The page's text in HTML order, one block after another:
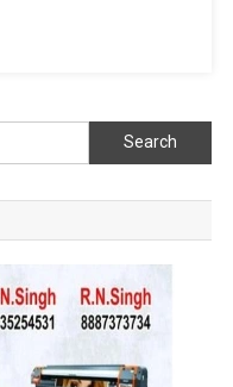
Search
for: